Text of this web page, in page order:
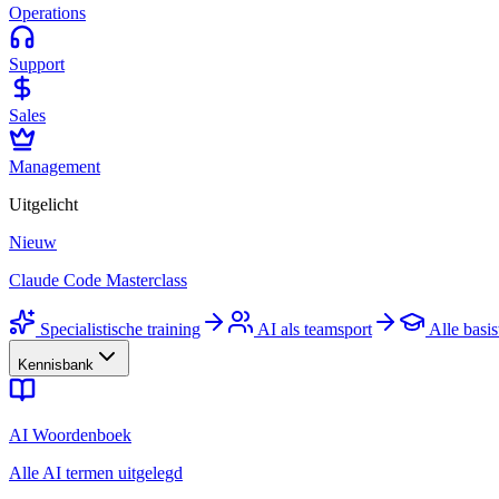
Operations
Support
Sales
Management
Uitgelicht
Nieuw
Claude Code Masterclass
Specialistische training AI als teamsport Alle
Kennisbank
AI Woordenboek
Alle AI termen uitgelegd